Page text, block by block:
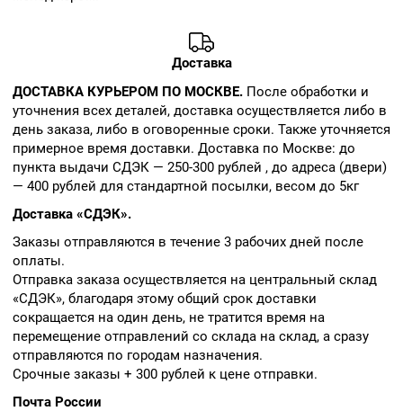
Доставка
ДОСТАВКА КУРЬЕРОМ ПО МОСКВЕ. После обработки и
уточнения всех деталей, доставка осуществляется либо в
день заказа, либо в оговоренные сроки. Также уточняется
примерное время доставки. Доставка по Москве: до
пункта выдачи СДЭК — 250-300 рублей , до адреса (двери)
— 400 рублей для стандартной посылки, весом до 5кг
Доставка «СДЭК».
Заказы отправляются в течение 3 рабочих дней после
оплаты.
Отправка заказа осуществляется на центральный склад
«СДЭК», благодаря этому общий срок доставки
сокращается на один день, не тратится время на
перемещение отправлений со склада на склад, а сразу
отправляются по городам назначения.
Срочные заказы + 300 рублей к цене отправки.
Почта России